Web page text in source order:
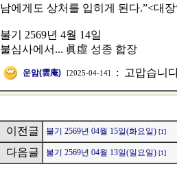
남에게도 상처를 입히게 된다.”<대
불기 2569년 4월 14일
불심사에서... 眞虛 성종 합장
운암(雲庵) [2025-04-14] : 고맙습니
이전글 불기 2569년 04월 15일(화요일) [1]
다음글 불기 2569년 04월 13일(일요일) [1]